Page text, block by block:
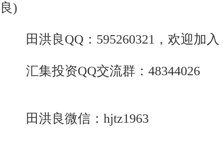
良)
田洪良QQ：595260321，欢迎加入
汇集投资QQ交流群：48344026
田洪良微信：hjtz1963